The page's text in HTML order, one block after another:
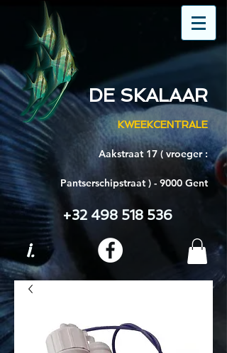
DE SKALAAR
KWEEKCENTRALE
Aakstraat 17 ( vroeger :
Pantserschipstraat ) - 9000 Gent
+32 498 518 536
i.